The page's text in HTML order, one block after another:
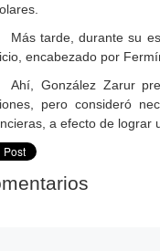
Más tarde, durante su
encabezado por
Ahí, González Zarur
pero consideró
a efecto de lograr